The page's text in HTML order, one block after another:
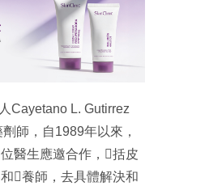
Cayetano L. Gutirrez
師，自1989年以來，
醫生應邀合作，括皮
養師，去具體解決和